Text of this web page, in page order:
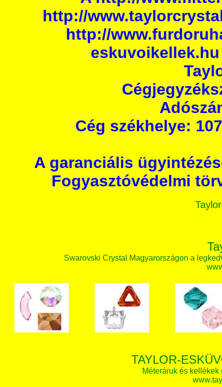
http://
http://
eskuvoikellek.hu
Cég székhelye:
A garanciális
Fogyasztóvédelmi
Swarovski Crystal Magyarországon a
TAYLOR-
Méteráruk és